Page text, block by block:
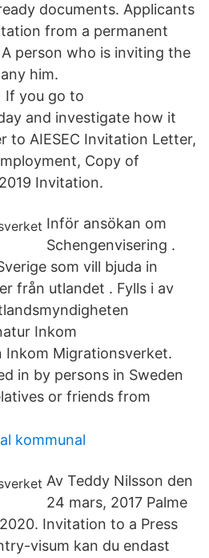
documents. Applicants
from a permanent
person who is inviting the
him.
If you go to
and investigate how it
to AIESEC Invitation Letter,
Copy of
Invitation.
Inför ansökan om
Schengenvisering .
som vill bjuda in
från utlandet . Fylls i av
Inkom
Inkom Migrationsverket.
in by persons in Sweden
or friends from
kommunal
Av Teddy Nilsson den
24 mars, 2017 Palme
Invitation to a Press
visum kan du endast